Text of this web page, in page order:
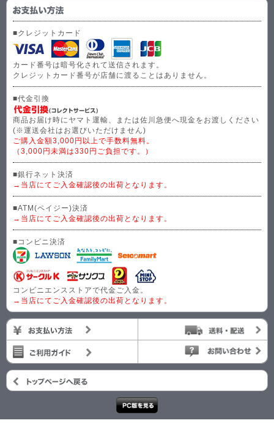
■クレジットカード
カード番号は暗号化されて送信されます。
クレジットカード番号が店舗に渡ることはありません。
■代金引換
商品お届け時にヤマト運輸、または佐川急便へ現金をお渡しください
(※運送会社はお選びいただけません)
ご購入金額3,000円以上で手数料無料。
（3,000円未満は330円ご負担です。）
■銀行ネット決済
→当店にてご入金確認後の出荷となります。
■ATM(ペイジー)決済
→当店にてご入金確認後の出荷となります。
■コンビニ決済
コンビニエンスストアで代金ご入金。
→当店にてご入金確認後の出荷となります。